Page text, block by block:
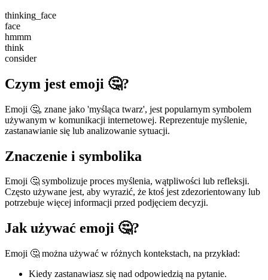
thinking_face
face
hmmm
think
consider
Czym jest emoji 🤔?
Emoji 🤔, znane jako 'myśląca twarz', jest popularnym symbolem
używanym w komunikacji internetowej. Reprezentuje myślenie,
zastanawianie się lub analizowanie sytuacji.
Znaczenie i symbolika
Emoji 🤔 symbolizuje proces myślenia, wątpliwości lub refleksji.
Często używane jest, aby wyrazić, że ktoś jest zdezorientowany lub
potrzebuje więcej informacji przed podjęciem decyzji.
Jak używać emoji 🤔?
Emoji 🤔 można używać w różnych kontekstach, na przykład:
Kiedy zastanawiasz się nad odpowiedzią na pytanie.